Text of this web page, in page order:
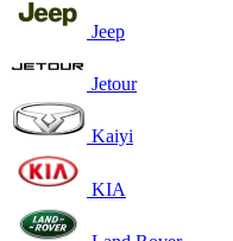
Jeep
Jetour
Kaiyi
KIA